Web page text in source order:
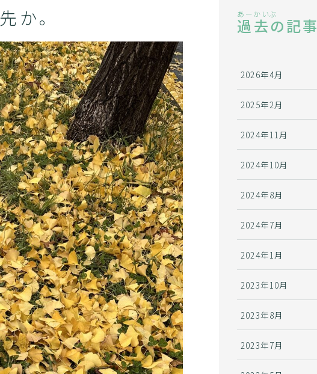
か。 あーかいぶ
過去の記事
2026年4月
2025年2月
2024年11月
2024年10月
2024年8月
2024年7月
2024年1月
2023年10月
2023年8月
2023年7月